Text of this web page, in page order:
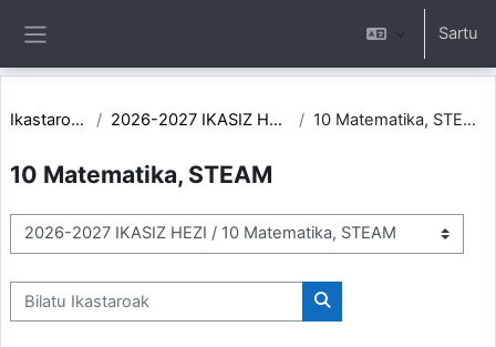
Sartu
Ikastaroak 2026-2027 IKASIZ HEZI 10 Matematika, STEAM
10 Matematika, STEAM
Ikastaro-kategoriak
Bilatu Ikastaroak
Bilatu Ikastaroak